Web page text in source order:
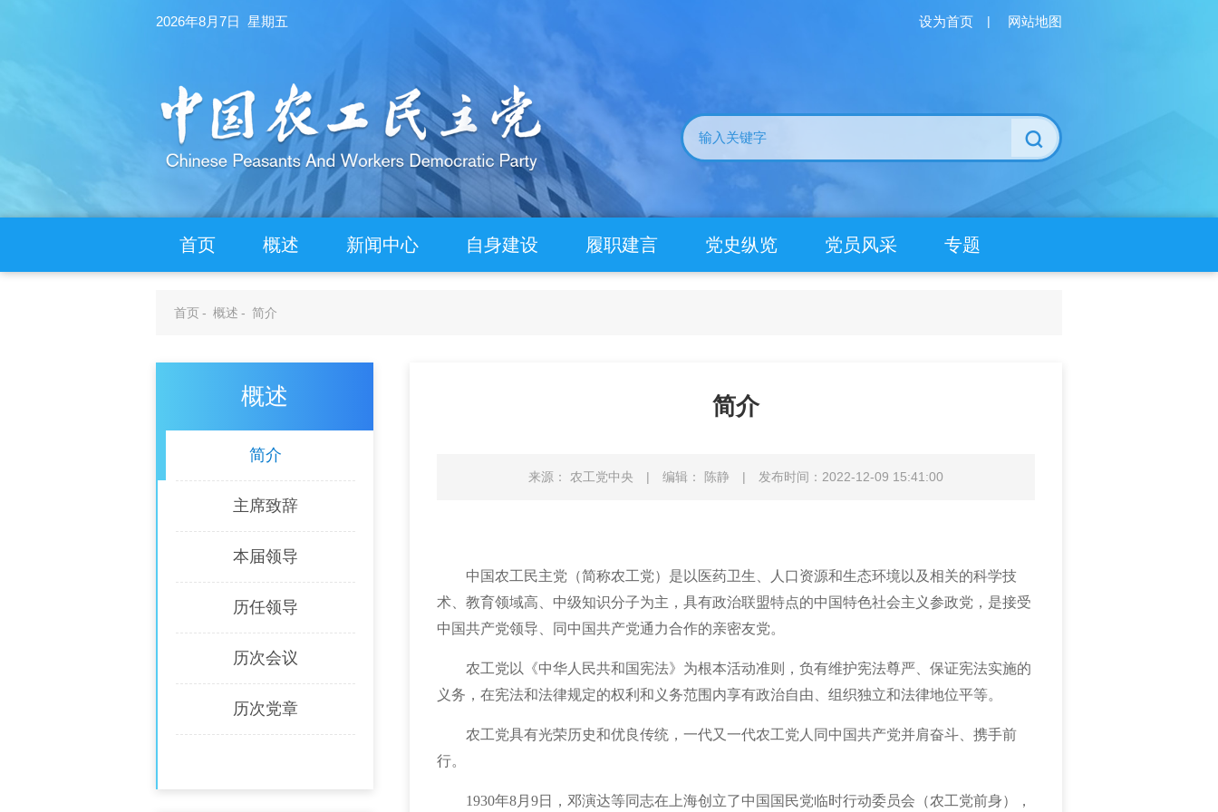
2026年8月7日 星期五 设为首页 | 网站地图
首页 概述 新闻中心 自身建设 履职建言 党史纵览 党员风采 专题
首页- 概述 - 简介
概述
简介
主席致辞
本届领导
历任领导
历次会议
历次党章
简介
来源： 农工党中央 | 编辑： 陈静 | 发布时间：2022-12-09 15:41:00
中国农工民主党（简称农工党）是以医药卫生、人口资源和生态环境以及相关的科学技
术、教育领域高、中级知识分子为主，具有政治联盟特点的中国特色社会主义参政党，是接受
中国共产党领导、同中国共产党通力合作的亲密友党。
农工党以《中华人民共和国宪法》为根本活动准则，负有维护宪法尊严、保证宪法实施的
义务，在宪法和法律规定的权利和义务范围内享有政治自由、组织独立和法律地位平等。
农工党具有光荣历史和优良传统，一代又一代农工党人同中国共产党并肩奋斗、携手前
行。
1930年8月9日，邓演达等同志在上海创立了中国国民党临时行动委员会（农工党前身），